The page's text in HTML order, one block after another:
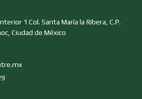
1 Col. Santa María la Ribera, C.P.
Ciudad de México